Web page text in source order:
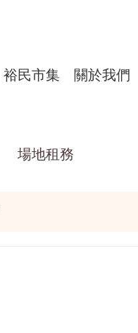
裕民市集 關於我們
場地租務